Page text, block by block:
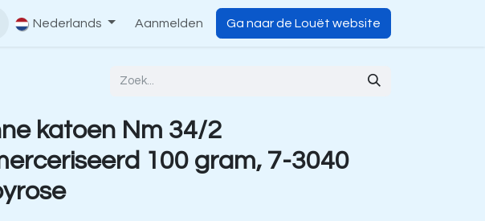
Contact
Nederlands Aanmelden Ga naar de Louët website
katoen Nm 34/2
100 gram, 7-3040